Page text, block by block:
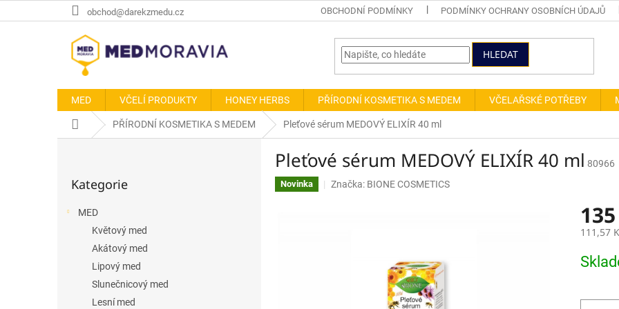
na
obchod@darekzmedu.cz OBCHODNÍ PODMÍNKY PODMÍNKY OCHRANY OSOBNÍCH ÚDAJŮ
HLEDAT
MED VČELÍ PRODUKTY HONEY HERBS PŘÍRODNÍ KOSMETIKA S MEDEM VČELAŘSKÉ POTŘEBY
Domů PŘÍRODNÍ KOSMETIKA S MEDEM Pleťové sérum MEDOVÝ ELIXÍR 40 ml
kategorie
Kategorie
MED
Květový med
Akátový med
Lipový med
Slunečnicový med
Lesní med
Pleťové sérum MEDOVÝ ELIXÍR 40 ml 80966
Novinka Značka: BIONE COSMETICS
111,57
cena: